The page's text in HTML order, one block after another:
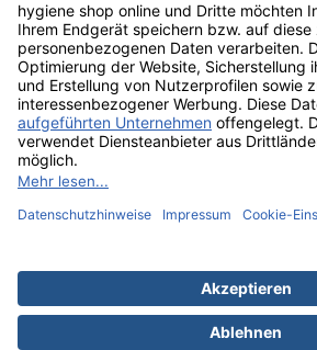
AGB Lieferung & Versandkosten
Versandkostenund ggf.
anders angegeben.